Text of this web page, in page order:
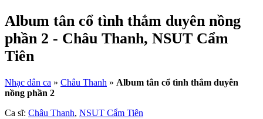
Album tân cổ tình thắm duyên nồng
phần 2 - Châu Thanh, NSUT Cẩm
Tiên
Nhạc dân ca » Châu Thanh » Album tân cổ tình thắm duyên
nồng phần 2
Ca sĩ: Châu Thanh, NSUT Cẩm Tiên